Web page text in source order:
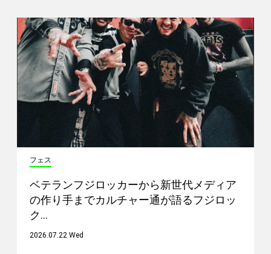
フェス
ベテランフジロッカーから新世代メディア
の作り手までカルチャー通が語るフジロッ
ク…
2026.07.22 Wed